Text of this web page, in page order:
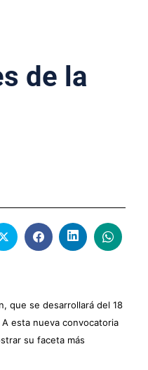
de la
que se desarrollará del 18
esta nueva convocatoria
su faceta más